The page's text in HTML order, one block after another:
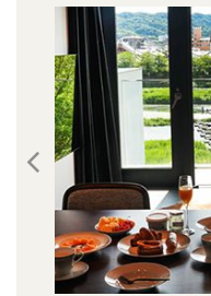
個人著作
活動實況記錄
媒體報導一覽
合作與代言
訂閱電子報